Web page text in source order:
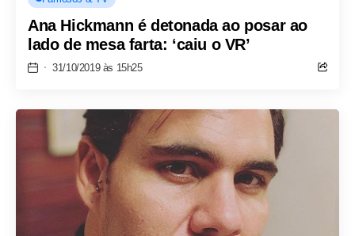
Ana Hickmann é detonada ao posar ao
lado de mesa farta: ‘caiu o VR’
31/10/2019 às 15h25